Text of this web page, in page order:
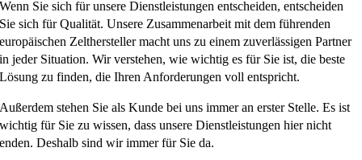
Wenn Sie sich für unsere Dienstleistungen entscheiden, entscheiden
Sie sich für Qualität. Unsere Zusammenarbeit mit dem führenden
europäischen Zelthersteller macht uns zu einem zuverlässigen Partner
in jeder Situation. Wir verstehen, wie wichtig es für Sie ist, die beste
Lösung zu finden, die Ihren Anforderungen voll entspricht.
Außerdem stehen Sie als Kunde bei uns immer an erster Stelle. Es ist
wichtig für Sie zu wissen, dass unsere Dienstleistungen hier nicht
enden. Deshalb sind wir immer für Sie da.